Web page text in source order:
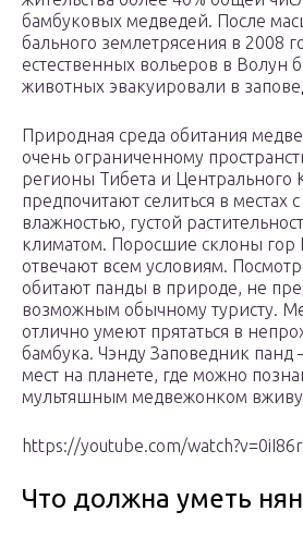
бамбуковых медведей. После
бального землетрясения в 2008
естественных вольеров в Волун
животных эвакуировали в
Природная среда обитания
очень ограниченному
регионы Тибета и Центрального
предпочитают селиться в
влажностью, густой
климатом. Поросшие склоны гор
отвечают всем условиям.
обитают панды в природе, не
возможным обычному туристу.
отлично умеют прятаться в
бамбука. Чэнду Заповедник панд
мест на планете, где можно
мультяшным медвежонком
https://youtube.com/
Что должна уметь